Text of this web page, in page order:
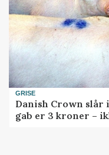
GRISE
Danish Crown
gab er 3 kroner –